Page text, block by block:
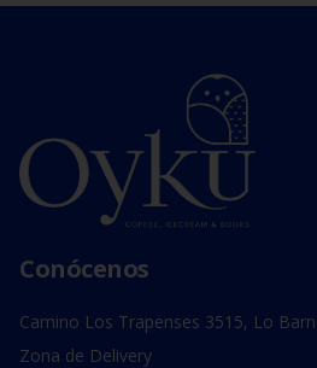
Conócenos
Camino Los Trapenses 3515, Lo
Zona de Delivery